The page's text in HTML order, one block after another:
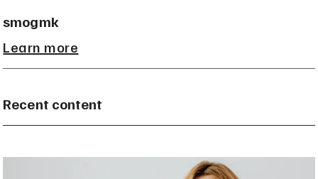
smogmk
Learn more
Recent content